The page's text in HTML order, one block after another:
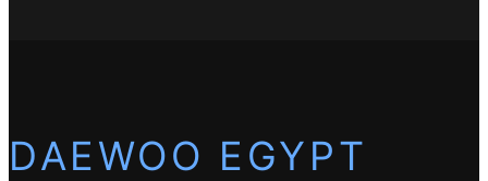
DAEWOO EGYPT